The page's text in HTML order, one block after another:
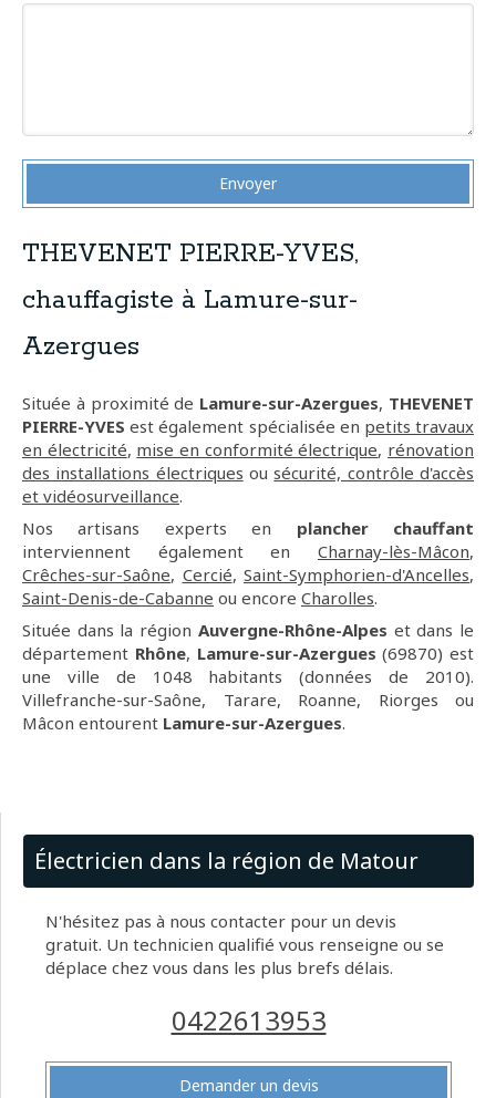
Envoyer
THEVENET PIERRE-YVES,
chauffagiste à Lamure-sur-
Azergues
Située à proximité de Lamure-sur-Azergues, THEVENET
PIERRE-YVES est également spécialisée en petits travaux
en électricité, mise en conformité électrique, rénovation
des installations électriques ousécurité, contrôle d'accès
et vidéosurveillance.
Nos artisans experts en plancher chauffant
interviennent également en Charnay-lès-Mâcon,
Crêches-sur-Saône, Cercié, Saint-Symphorien-d'Ancelles,
Saint-Denis-de-Cabanne ou encore Charolles.
Située dans la région Auvergne-Rhône-Alpes et dans le
département Rhône, Lamure-sur-Azergues (69870) est
une ville de 1048 habitants (données de 2010).
Villefranche-sur-Saône, Tarare, Roanne, Riorges ou
Mâcon entourent Lamure-sur-Azergues.
Électricien dans la région de Matour
N'hésitez pas à nous contacter pour un devis
gratuit. Un technicien qualifié vous renseigne ou se
déplace chez vous dans les plus brefs délais.
0422613953
Demander un devis